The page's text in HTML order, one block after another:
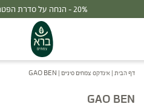
20% - הנחה על סדרת הפטריות ברכישת 2 מוצרים
דף הבית | אינדקס צמחים סיניים |
GAO BEN
GAO BEN